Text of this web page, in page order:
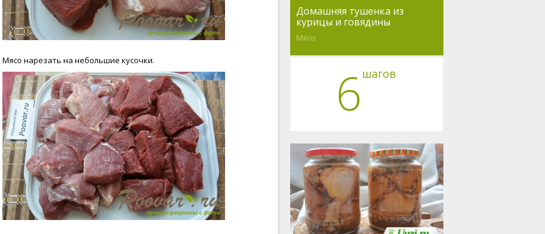
Мясо нарезать на небольшие кусочки.
Домашняя тушенка из
курицы и говядины
Мясо
6 шагов